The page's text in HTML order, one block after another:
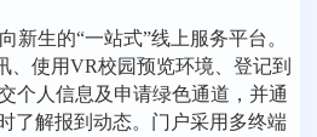
新生的“一站式”线上服务平台。
、使用VR校园预览环境、登记到
个人信息及申请绿色通道，并通
了解报到动态。门户采用多终端